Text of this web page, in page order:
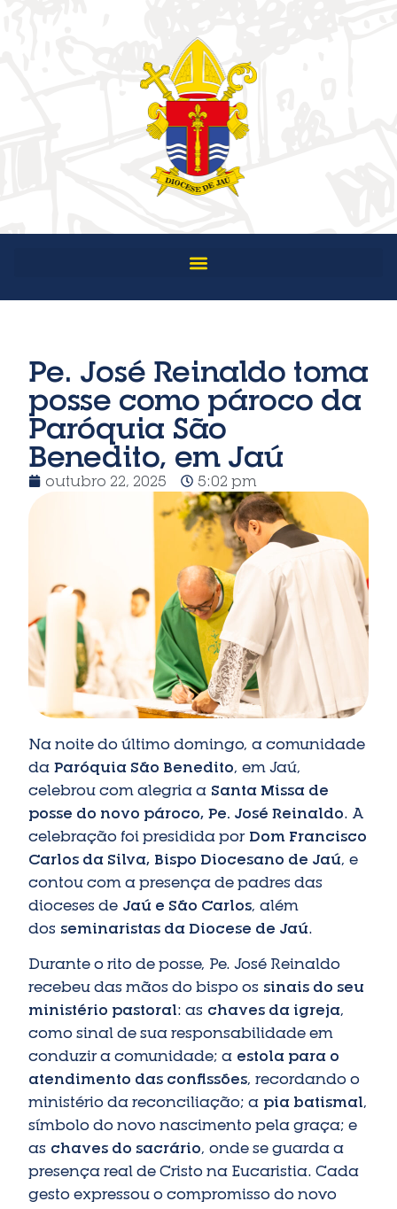
Pe. José Reinaldo toma
posse como pároco da
Paróquia São
Benedito, em Jaú
outubro 22, 2025 5:02 pm
Na noite do último domingo, a comunidade
da Paróquia São Benedito, em Jaú,
celebrou com alegria a Santa Missa de
posse do novo pároco, Pe. José Reinaldo. A
celebração foi presidida por Dom Francisco
Carlos da Silva, Bispo Diocesano de Jaú, e
contou com a presença de padres das
dioceses de Jaú e São Carlos, além
dos seminaristas da Diocese de Jaú.
Durante o rito de posse, Pe. José Reinaldo
recebeu das mãos do bispo os sinais do seu
ministério pastoral: as chaves da igreja,
como sinal de sua responsabilidade em
conduzir a comunidade; a estola para o
atendimento das confissões, recordando o
ministério da reconciliação; a pia batismal,
símbolo do novo nascimento pela graça; e
as chaves do sacrário, onde se guarda a
presença real de Cristo na Eucaristia. Cada
gesto expressou o compromisso do novo